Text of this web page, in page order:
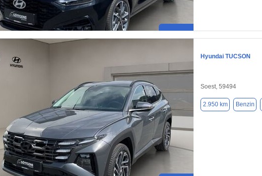
Hyundai TUCSON
Soest, 59494
2.950 km Benzin